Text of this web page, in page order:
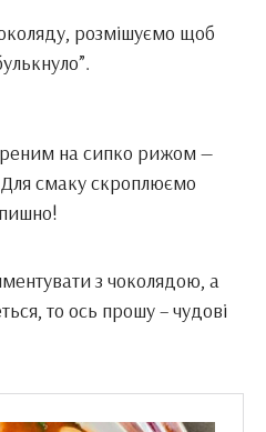
розмішуємо щоб
на сипко рижом —
смаку скроплюємо
з чоколядою, а
то ось прошу – чудові